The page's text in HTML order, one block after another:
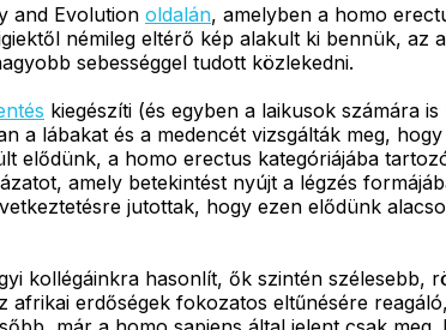
and Evolution oldalán, amelyben a homo
némileg eltérő kép alakult ki bennük, az
sebességgel tudott közlekedni.
kiegészíti (és egyben a laikusok számára
a lábakat és a medencét vizsgálták meg,
elődünk, a homo erectus kategóriájába
amely betekintést nyújt a légzés
jutottak, hogy ezen elődünk
kollégáinkra hasonlít, ők szintén szélesebb,
erdőségek fokozatos eltűnésére